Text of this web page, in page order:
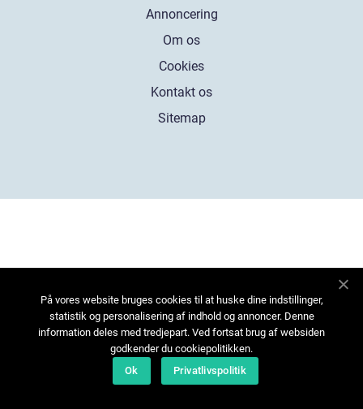
Annoncering
Om os
Cookies
Kontakt os
Sitemap
På vores website bruges cookies til at huske dine indstillinger,
statistik og personalisering af indhold og annoncer. Denne
information deles med tredjepart. Ved fortsat brug af websiden
godkender du cookiepolitikken.
Ok
Privatlivspolitik